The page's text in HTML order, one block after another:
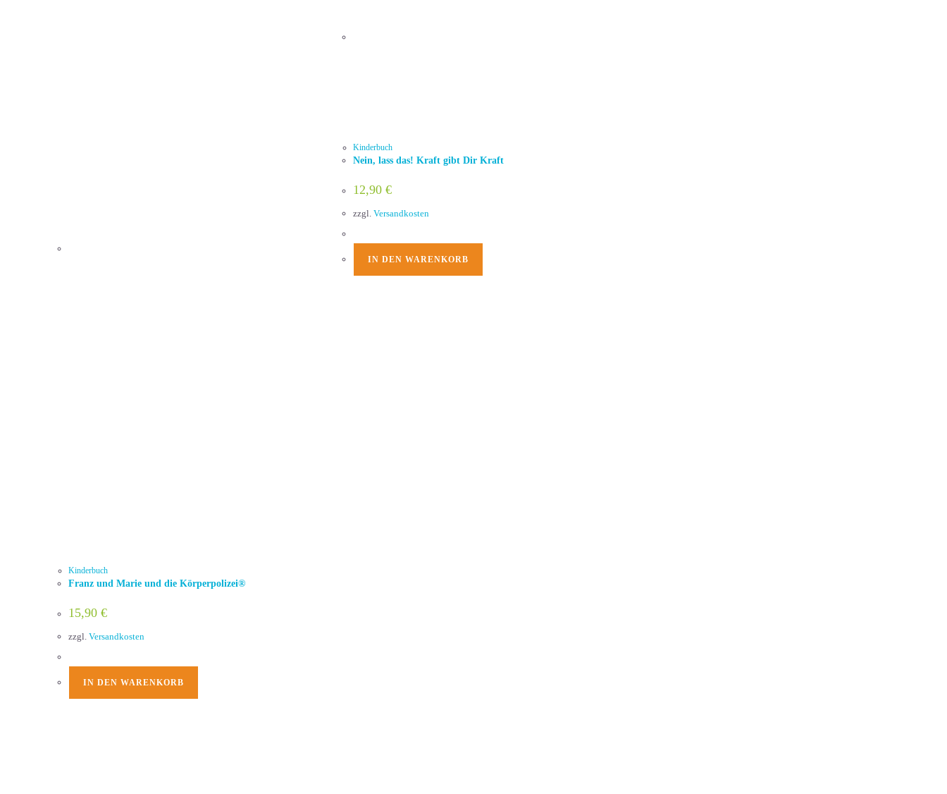
Kinderbuch
Franz und Marie und die Körperpolizei®
15,90 €
zzgl. Versandkosten
IN DEN WARENKORB
Kinderbuch
Nein, lass das! Kraft gibt Dir Kraft
12,90€
zzgl.Versandkosten
IN DEN WARENKORB